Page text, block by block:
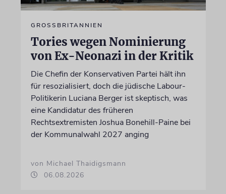
GROSSBRITANNIEN
Tories wegen Nominierung
von Ex-Neonazi in der Kritik
Die Chefin der Konservativen Partei hält ihn
für resozialisiert, doch die jüdische Labour-
Politikerin Luciana Berger ist skeptisch, was
eine Kandidatur des früheren
Rechtsextremisten Joshua Bonehill-Paine bei
der Kommunalwahl 2027 anging
von Michael Thaidigsmann
06.08.2026